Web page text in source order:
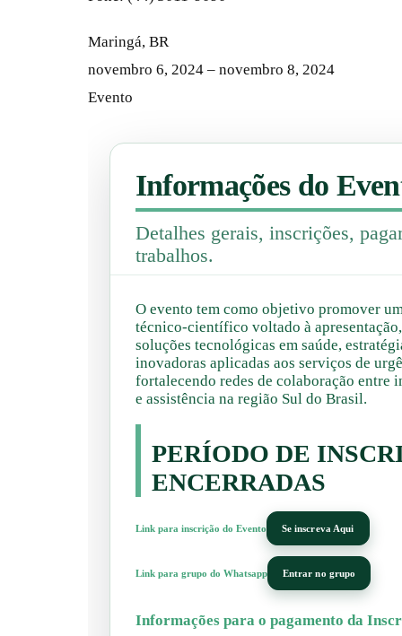
Maringá, BR
novembro 6, 2024 – novembro 8, 2024
Evento
Informações do
Detalhes gerais, inscrições,
trabalhos.
O evento tem como objetivo promover
técnico-científico voltado à
soluções tecnológicas em saúde,
inovadoras aplicadas aos serviços de
fortalecendo redes de colaboração entre
e assistência na região Sul do Brasil.
PERÍODO DE
ENCERRADAS
Link para inscrição do Evento Se inscreva Aqui
Link para grupo do Whatsapp Entrar no grupo
Informações para o pagamento da